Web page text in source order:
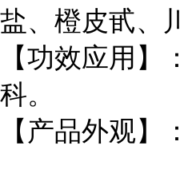
盐、橙皮甙、
【功效应用
科。
【产品外观】